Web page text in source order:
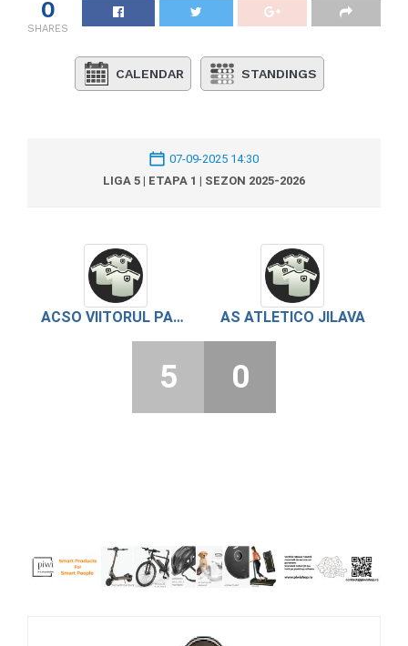
0
SHARES
CALENDAR STANDINGS
07-09-2025 14:30
LIGA 5 | ETAPA 1 | SEZON 2025-2026
ACSO VIITORUL PANTELIMON AS ATLETICO JILAVA
5 0